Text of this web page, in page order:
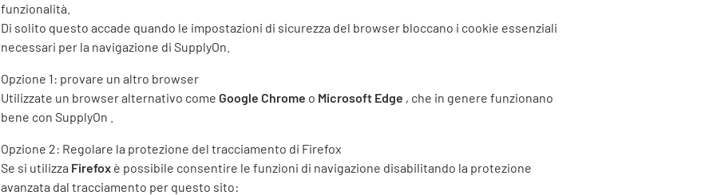
funzionalità.
Di solito questo accade quando le impostazioni di sicurezza del browser bloccano i cookie essenziali
necessari per la navigazione di SupplyOn.
Opzione 1: provare un altro browser
Utilizzate un browser alternativo come Google Chrome o Microsoft Edge , che in genere funzionano
bene con SupplyOn
Opzione 2: Regolare la protezione del tracciamento di Firefox
Se si utilizza Firefox è possibile consentire le funzioni di navigazione disabilitando la protezione
avanzata dal tracciamento per questo sito: